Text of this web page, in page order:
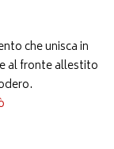
che unisca in
al fronte allestito